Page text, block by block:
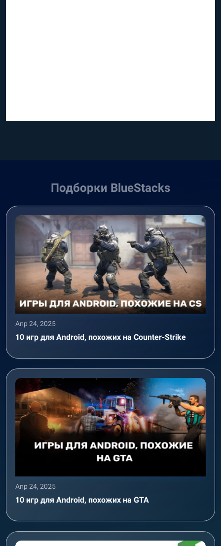
Подборки BlueStacks
Апр 24, 2025
10 игр для Android, похожих на Counter-Strike
Апр 24, 2025
10 игр для Android, похожих на GTA